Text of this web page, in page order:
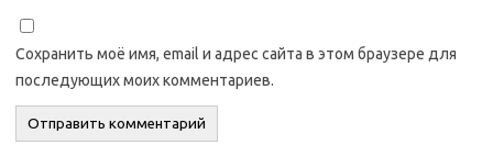
Сохранить моё имя, email и адрес сайта в этом браузере для
последующих моих комментариев.